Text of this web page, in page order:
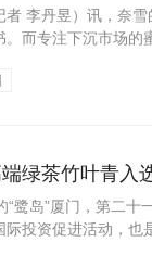
者 李丹昱）讯，奈
而专注下沉市场的
绿茶竹叶青入
“鹭岛”厦门，第二十
际投资促进活动，